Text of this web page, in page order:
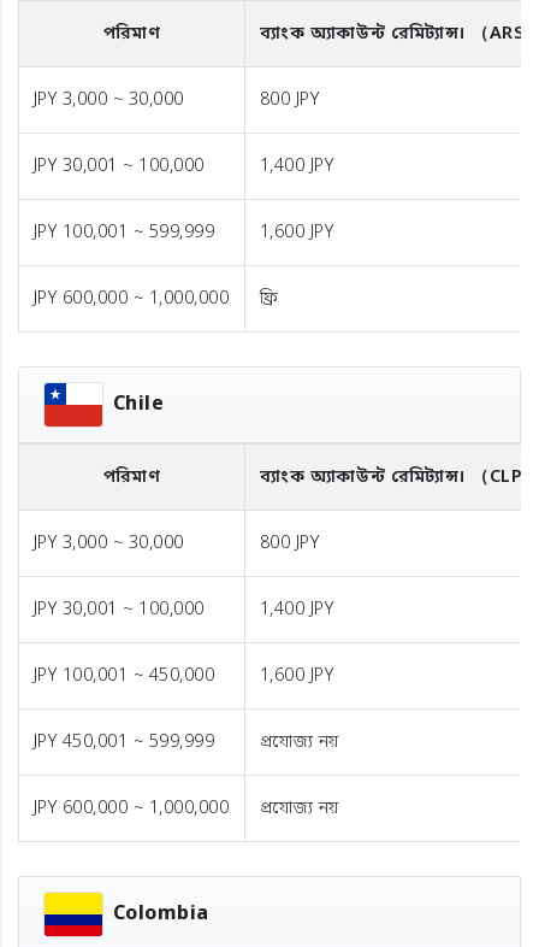
পরিমাণ ব্যাংক অ্যাকাউন্ট রেমিট্যান্স। （ARS
JPY 3,000 ~ 30,000 800 JPY
JPY 30,001 ~ 100,000 1,400 JPY
JPY 100,001 ~ 599,999 1,600 JPY
JPY 600,000 ~ 1,000,000 ফ্রি
Chile
পরিমাণ ব্যাংক অ্যাকাউন্ট রেমিট্যান্স। （CLP）
JPY 3,000 ~ 30,000 800 JPY
JPY 30,001 ~ 100,000 1,400 JPY
JPY 100,001 ~ 450,000 1,600 JPY
JPY 450,001 ~ 599,999 প্রযোজ্য নয়
JPY 600,000 ~ 1,000,000 প্রযোজ্য নয়
Colombia